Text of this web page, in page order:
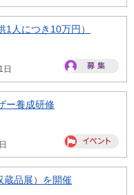
人につき10万円）
ー養成研修
蔵品展）を開催